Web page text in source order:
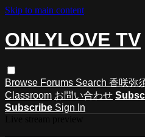
Skip to main content
ONLYLOVE TV
Browse Forums Search 香咲弥
Classroom お問い合わせ
Subscribe Sign In